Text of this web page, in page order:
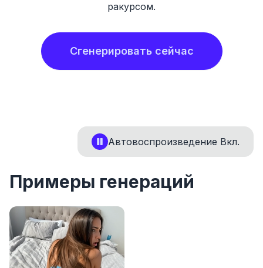
ракурсом.
Сгенерировать сейчас
Автовоспроизведение Вкл.
Примеры генераций